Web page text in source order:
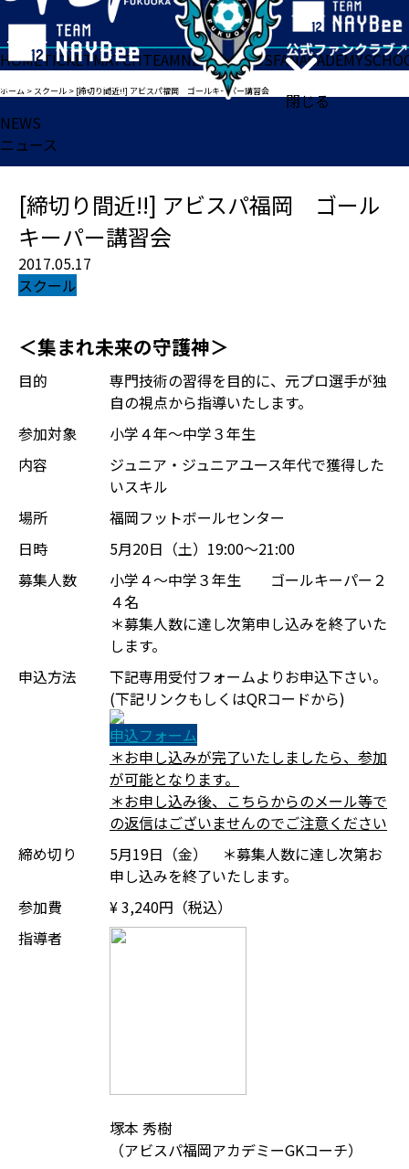
閉じる
HOMETICKETMATCHTEAMNEWSGOODSFANACADEMY
ホーム > スクール > [締切り間近!!] アビスパ福岡 ゴールキーパー講習会
NEWS
ニュース
[締切り間近!!] アビスパ福岡 ゴール
キーパー講習会
2017.05.17
スクール
＜集まれ未来の守護神＞
目的
専門技術の習得を目的に、元プロ選手が独
自の視点から指導いたします。
参加対象
小学４年～中学３年生
内容
ジュニア・ジュニアユース年代で獲得した
いスキル
場所
福岡フットボールセンター
日時
5月20日（土）19:00～21:00
募集人数
小学４～中学３年生 ゴールキーパー２
４名
＊募集人数に達し次第申し込みを終了いた
します。
申込方法
下記専用受付フォームよりお申込下さい。
(下記リンクもしくはQRコードから)
申込フォーム
＊お申し込みが完了いたしましたら、参加
が可能となります。
＊お申し込み後、こちらからのメール等で
の返信はございませんのでご注意ください
締め切り
5月19日（金） ＊募集人数に達し次第お
申し込みを終了いたします。
参加費
¥ 3,240円（税込）
指導者
塚本 秀樹
（アビスパ福岡アカデミーGKコーチ）